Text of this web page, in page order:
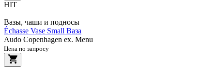
HIT
Вазы, чаши и подносы
Échasse Vase Small Ваза
Audo Copenhagen ex. Menu
Цена по запросу